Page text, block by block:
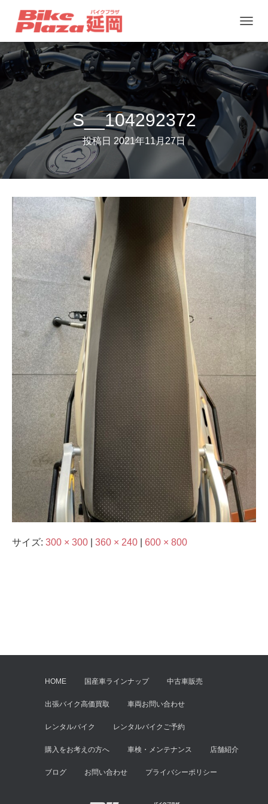
ビ
ー
シ
ョ
ン
を
り
S__104292372
投稿日 2021年11月27日
サイズ: 300 × 300 360 × 240 600 × 800
HOME 国産車ラインナップ 中古車販売
出張バイク高価買取 車両お問い合わせ
レンタルバイク レンタルバイクご予約
購入をお考えの方へ 車検・メンテナンス 店舗紹介
ブログ お問い合わせ プライバシーポリシー